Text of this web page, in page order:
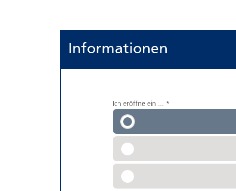
Informationen
Ich eröffne ein ... *